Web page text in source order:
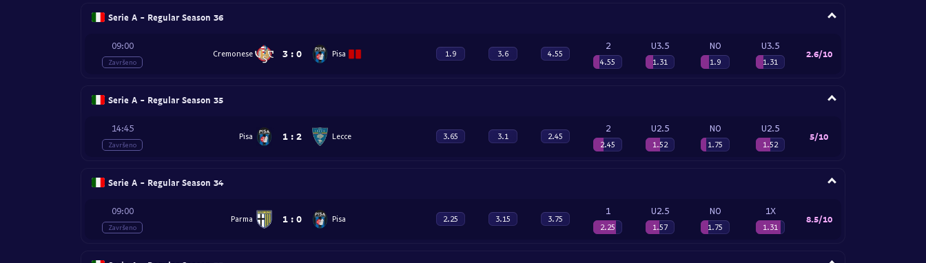
Serie A - Regular Season 36
09:00
Završeno
Cremonese 3 : 0 Pisa 1.9 3.6 4.55
2
4.55
U3.5
1.31
NO
1.9
U3.5
1.31
2.6/10
Serie A - Regular Season 35
14:45
Završeno
Pisa 1 : 2 Lecce 3.65 3.1 2.45
2
2.45
U2.5
1.52
NO
1.75
U2.5
1.52
5/10
Serie A - Regular Season 34
09:00
Završeno
Parma 1 : 0 Pisa 2.25 3.15 3.75
1
2.25
U2.5
1.57
NO
1.75
1X
1.31
8.5/10